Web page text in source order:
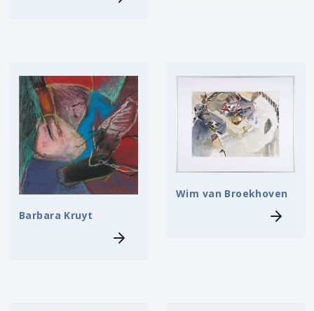
Barbara Kruyt
Wim van Broekhoven